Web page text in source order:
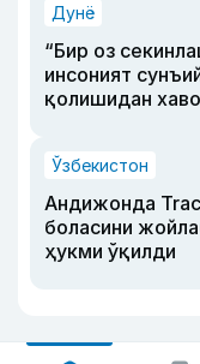
Дунё
“Бир оз
инсоният
қолишидан
Ўзбекистон
Андижонда
боласини
ҳукми ўқилди